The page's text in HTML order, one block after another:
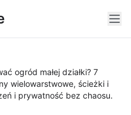
ogród małej działki? 7
wielowarstwowe, ścieżki i
i prywatność bez chaosu.